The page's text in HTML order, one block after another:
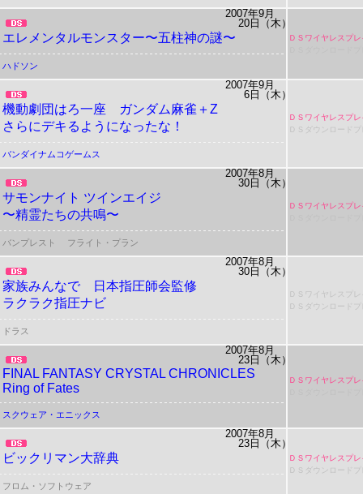
2007年9月
20日（木）
エレメンタルモンスター〜五柱神の謎〜
ＤＳワイヤレスプ
ハドソン
2007年9月
6日（木）
機動劇団はろ一座
ガンダム麻雀＋Ζ
さらにデキるようになったな！
ＤＳワイヤレスプ
ＤＳダウンロード
バンダイナムコゲームス
2007年8月
30日（木）
サモンナイト ツインエイジ
〜精霊たちの共鳴〜
ＤＳワイヤレスプ
バンプレスト フライト・プラン
2007年8月
30日（木）
家族みんなで
日本指圧師会監修
ラクラク指圧ナビ
ＤＳワイヤレスプ
ＤＳダウンロード
ドラス
2007年8月
23日（木）
FINAL FANTASY CRYSTAL CHRONICLES
Ring of Fates
ＤＳワイヤレスプ
スクウェア・エニックス
2007年8月
23日（木）
ビックリマン大辞典
ＤＳワイヤレスプ
ＤＳダウンロード
フロム・ソフトウェア